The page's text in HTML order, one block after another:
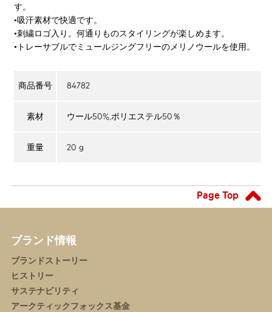
す。
•吸汗素材で快適です。
•刺繍ロゴ入り。何通りものスタイリングが楽しめます。
•トレーサブルでミュールジングフリーのメリノウールを使用。
商品番号 84782
素材 ウール50%,ポリエステル50％
重量 20 g
Page Top
ブランド情報
ブランドストーリー
ヒストリー
サステナビリティ
アークティックフォックス基金